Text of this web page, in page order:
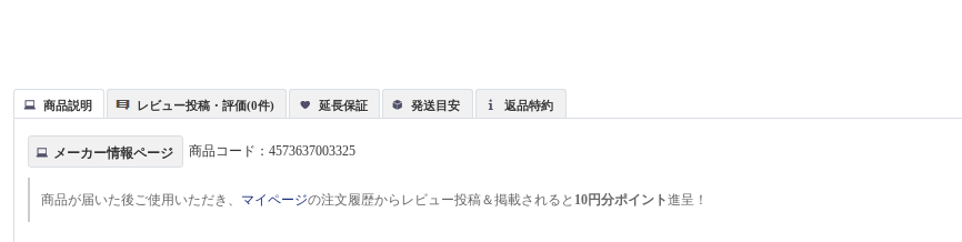
商品説明 レビュー投稿・評価(0件) 延長保証 発送目安 返品特約
メーカー情報ページ 商品コード：4573637003325
商品が届いた後ご使用いただき、 マイページの注文履歴からレビュー投稿＆掲載されると 10円分ポイント進呈！